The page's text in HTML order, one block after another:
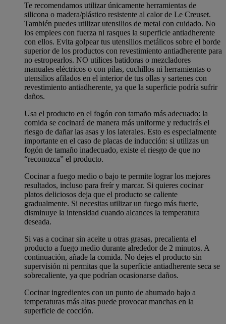
Te recomendamos utilizar únicamente herramientas de
silicona o madera/plástico resistente al calor de Le Creuset.
También puedes utilizar utensilios de metal con cuidado. No
los emplees con fuerza ni rasques la superficie antiadherente
con ellos. Evita golpear tus utensilios metálicos sobre el borde
superior de los productos con revestimiento antiadherente para
no estropearlos. NO utilices batidoras o mezcladores
manuales eléctricos o con pilas, cuchillos ni herramientas o
utensilios afilados en el interior de tus ollas y sartenes con
revestimiento antiadherente, ya que la superficie podría sufrir
daños.
Usa el producto en el fogón con tamaño más adecuado: la
comida se cocinará de manera más uniforme y reducirás el
riesgo de dañar las asas y los laterales. Esto es especialmente
importante en el caso de placas de inducción: si utilizas un
fogón de tamaño inadecuado, existe el riesgo de que no
“reconozca” el producto.
Cocinar a fuego medio o bajo te permite lograr los mejores
resultados, incluso para freír y marcar. Si quieres cocinar
platos deliciosos deja que el producto se caliente
gradualmente. Si necesitas utilizar un fuego más fuerte,
disminuye la intensidad cuando alcances la temperatura
deseada.
Si vas a cocinar sin aceite u otras grasas, precalienta el
producto a fuego medio durante alrededor de 2 minutos. A
continuación, añade la comida. No dejes el producto sin
supervisión ni permitas que la superficie antiadherente seca se
sobrecaliente, ya que podrían ocasionarse daños.
Cocinar ingredientes con un punto de ahumado bajo a
temperaturas más altas puede provocar manchas en la
superficie de cocción.